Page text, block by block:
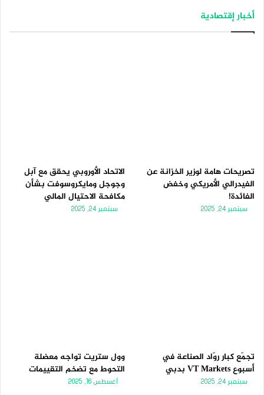
أخبار إقتصادية
تصريحات هامة لوزير الخزانة عن
الفيدرالي الأمريكي وخفض
الفائدة!
سبتمبر 24, 2025
الاتحاد الأوروبي يحقق مع آبل
وجوجل ومايكروسوفت بشأن
مكافحة الاحتيال المالي
سبتمبر 24, 2025
تجمّع كبار روّاد الصناعة في
أسبوع VT Markets بدبي
سبتمبر 24, 2025
وول ستريت تواجه معضلة
التحوط مع تضخم التقييمات
أغسطس 16, 2025